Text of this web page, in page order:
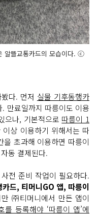
알뜰교통카드의 모습이다. ⓒ
다. 먼저 실물 기후동행카
. 만료일까지 따릉이도 이용
으나, 기본적으로 따릉이 1
이상 이용하기 위해서는 따
초과해 이용하면 따릉이
동 결제된다.
전 준비 작업이 필요하다.
카드, 티머니GO 앱, 따릉이
만 ㈜티머니에서 만든 앱이
를 등록해야 ‘따릉이 앱’에